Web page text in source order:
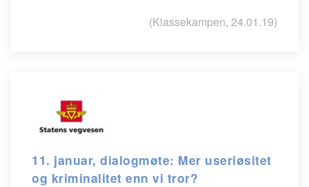
(Klassekampen, 24.01.19)
11. januar, dialogmøte: Mer useriøsitet
og kriminalitet enn vi tror?